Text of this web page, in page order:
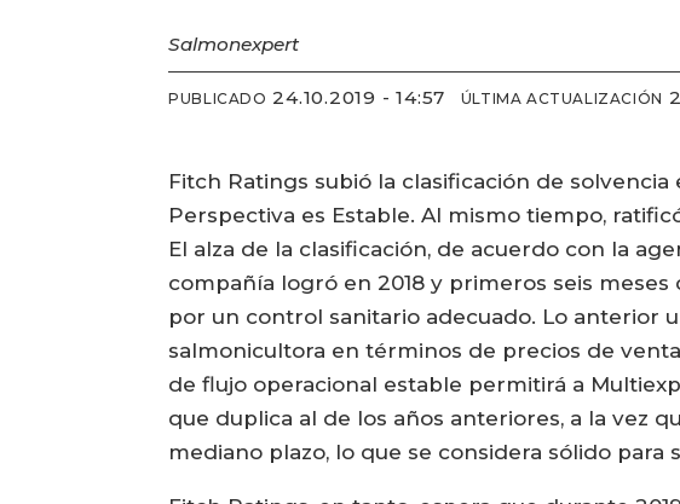
Salmonexpert
PUBLICADO 24.10.2019 - 14:57 ÚLTIMA ACTUALIZACIÓN
Fitch Ratings subió la clasificación de
Perspectiva es Estable. Al mismo tiempo,
El alza de la clasificación, de acuerdo con la
compañía logró en 2018 y primeros seis meses
por un control sanitario adecuado. Lo anterior
salmonicultora en términos de precios de
de flujo operacional estable permitirá a
que duplica al de los años anteriores, a la vez
mediano plazo, lo que se considera sólido para